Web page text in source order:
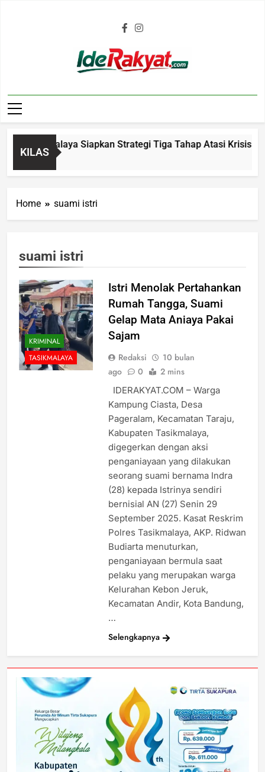
Iderakyat.com
KILAS
Tasikmalaya Siapkan Strategi Tiga Tahap Atasi Krisis Air
Home suami istri
suami istri
KRIMINAL
TASIKMALAYA
Istri Menolak Pertahankan
Rumah Tangga, Suami
Gelap Mata Aniaya Pakai
Sajam
Redaksi
10 bulan
ago
0 2 mins
IDERAKYAT.COM – Warga
Kampung Ciasta, Desa
Pageralam, Kecamatan Taraju,
Kabupaten Tasikmalaya,
digegerkan dengan aksi
penganiayaan yang dilakukan
seorang suami bernama Indra
(28) kepada Istrinya sendiri
bernisial AN (27) Senin 29
September 2025. Kasat Reskrim
Polres Tasikmalaya, AKP. Ridwan
Budiarta menuturkan,
penganiayaan bermula saat
pelaku yang merupakan warga
Kelurahan Kebon Jeruk,
Kecamatan Andir, Kota Bandung,
…
Selengkapnya